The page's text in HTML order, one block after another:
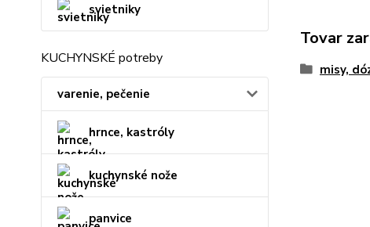
svietniky
KUCHYNSKÉ potreby
varenie, pečenie
hrnce, kastróly
kuchynské nože
panvice
Tovar
misy,